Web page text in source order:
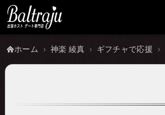
ホーム 神楽 綾真 ギフチャで応援